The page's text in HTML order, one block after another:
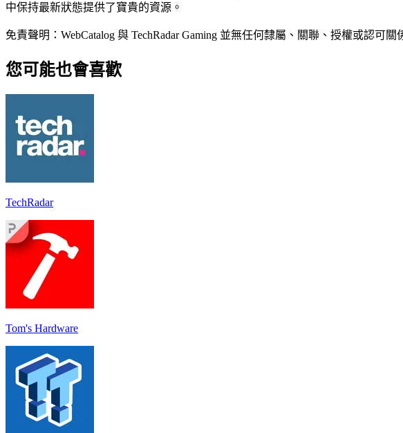
中保持最新狀態提供了寶貴的資源。
免責聲明：WebCatalog 與 TechRadar Gaming 並無任何隸屬、關聯、授權或認
您可能也會喜歡
TechRadar
Tom's Hardware